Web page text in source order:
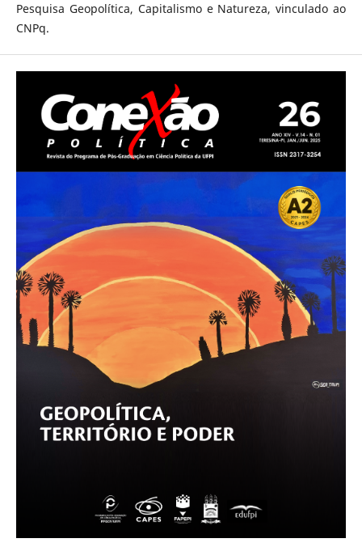
Pesquisa Geopolítica, Capitalismo e Natureza, vinculado ao
CNPq.